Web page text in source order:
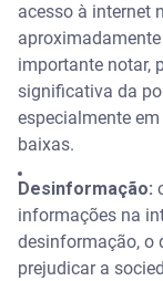
acesso à internet
importante notar,
significativa da
especialmente
baixas.
Desinformação:
informações na
desinformação, o
prejudicar a